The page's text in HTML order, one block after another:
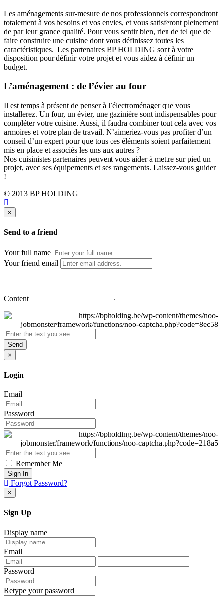
Les aménagements sur-mesure de nos professionnels correspondront
totalement à vos besoins et vos envies, et vous satisferont pleinement
de par leur grande qualité. Pour vous sentir bien, rien de tel que de
faire construire une cuisine dont vous définissez toutes les
caractéristiques. Les partenaires BP HOLDING sont à votre
disposition pour définir votre projet et vous aidez à définir un
budget.
L’aménagement : de l’évier au four
Il est temps à présent de penser à l’électroménager que vous
installerez. Un four, un évier, une gazinière sont indispensables pour
compléter votre cuisine. Aussi, il faudra combiner tout cela avec vos
armoires et votre plan de travail. N’aimeriez-vous pas profiter d’un
conseil d’un expert pour que tous ces éléments soient parfaitement
mis en place et associés les uns aux autres ?
Nos cuisinistes partenaires peuvent vous aider à mettre sur pied un
projet, avec ses équipements et ses rangements. Laissez-vous guider
!
© 2013 BP HOLDING
×
Send to a friend
Your full name
Your friend email
Content
Send
×
Login
Email
Password
Remember Me
Sign In
Forgot Password?
×
Sign Up
Display name
Email
Password
Retype your password